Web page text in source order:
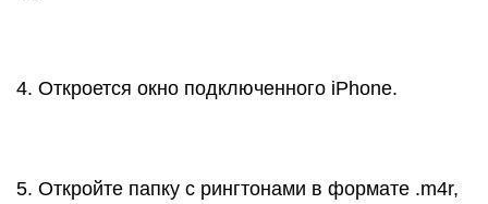
4. Откроется окно подключенного iPhone.
5. Откройте папку с рингтонами в формате .m4r,